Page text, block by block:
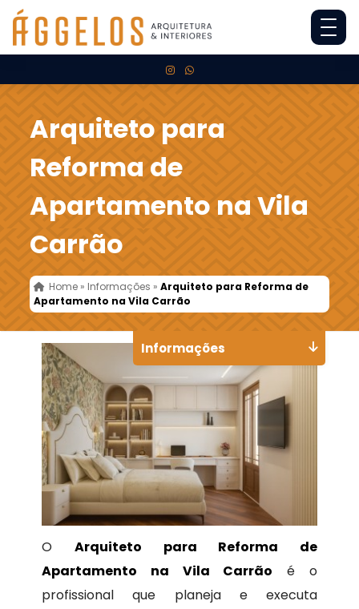
Arquiteto para
Reforma de
Apartamento na Vila
Carrão
Home » Informações »Arquiteto para Reforma de
Apartamento na Vila Carrão
O Arquiteto para Reforma de
Apartamento na Vila Carrão é o
profissional que planeja e executa
Informações